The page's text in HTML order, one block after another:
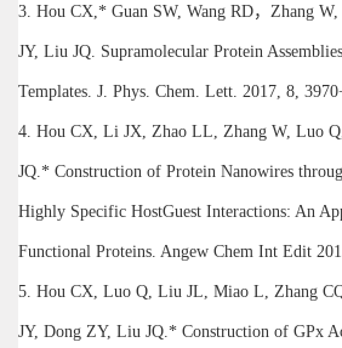
3. Hou CX,* Guan SW, Wang RD，Zhang
JY, Liu JQ. Supramolecular Protein
Templates. J. Phys. Chem. Lett. 2017, 8,
4. Hou CX, Li JX, Zhao LL, Zhang W, Luo
JQ.* Construction of Protein Nanowires
Highly Specific HostGuest Interactions: An
Functional Proteins. Angew Chem Int Edit
5. Hou CX, Luo Q, Liu JL, Miao L, Zhang
JY, Dong ZY, Liu JQ.* Construction of GPx